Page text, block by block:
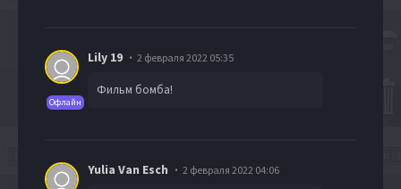
Офлайн
Lily 19 2 февраля 2022 05:35
Фильм бомба!
Yulia Van Esch 2 февраля 2022 04:06